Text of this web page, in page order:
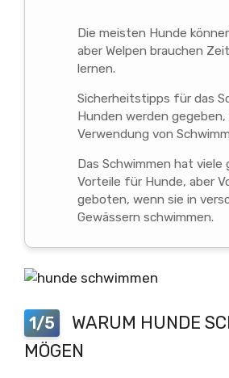
Die meisten Hunde
aber Welpen brauchen
lernen.
Sicherheitstipps für das
Hunden werden
Verwendung von
Das Schwimmen hat
Vorteile für Hunde, aber
geboten, wenn sie in
Gewässern schwimmen.
1/5
WARUM HUNDE
MÖGEN